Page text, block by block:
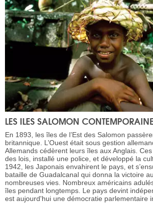
LES ILES SALOMON
En 1893, les îles de l’Est des Salomon
britannique. L’Ouest était sous gestion
Allemands cédèrent leurs îles aux Anglais.
des lois, installé une police, et développé la
1942, les Japonais envahirent le pays, et
bataille de Guadalcanal qui donna la victoire
nombreuses vies. Nombreux américains
îles pendant longtemps. Le pays devint
est aujourd'hui une démocratie parlementaire